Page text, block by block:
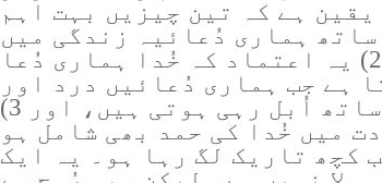
ہے کہ تین چیزیں بہت اہم
کے ساتھ ہماری دُعائیہ زندگی میں
ایمانداری، 2) یہ اعتماد کہ خُدا ہماری دُعا
ہے جب ہماری دُعائیں درد اور
مایوسی کے ساتھ اُبل رہی ہوتی ہیں، اور 3)
میں خُدا کی حمد بھی شامل ہو
کچھ تاریک لگ رہا ہو۔ یہ ایک